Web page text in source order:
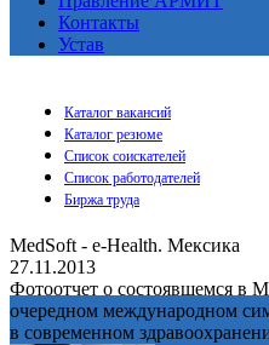
Контакты
Устав
Каталог вакансий
Каталог резюме
Список соискателей
Список работодателей
Биржа труда
MedSoft - e-Health. Мексика
27.11.2013
Фотоотчет о состоявшемся в
очередном международном
в современном